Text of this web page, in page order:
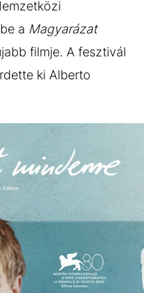
a Magyarázat
filmje. A fesztivál
ki Alberto